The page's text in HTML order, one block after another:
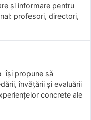
și informare pentru
profesori, directori,
îşi propune să
învăţării şi evaluării
concrete ale